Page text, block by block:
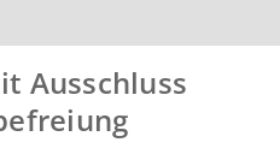
Ausschluss